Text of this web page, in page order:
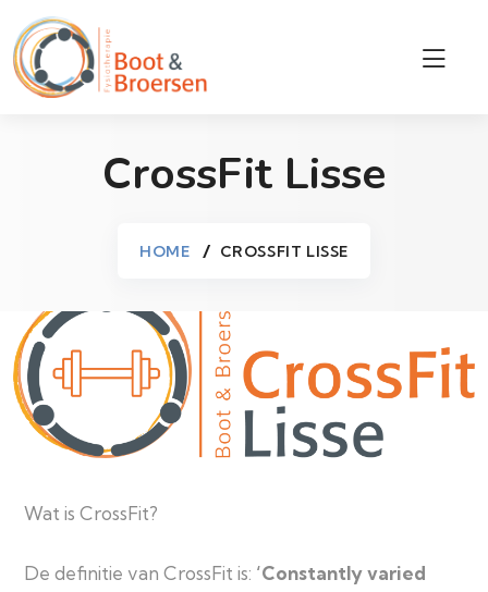
CrossFit Lisse
HOME CROSSFIT LISSE
Wat is CrossFit?
De definitie van CrossFit is: ‘Constantly varied